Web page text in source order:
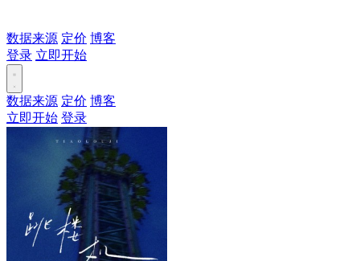
数据来源 定价 博客
登录 立即开始
数据来源 定价 博客
立即开始 登录